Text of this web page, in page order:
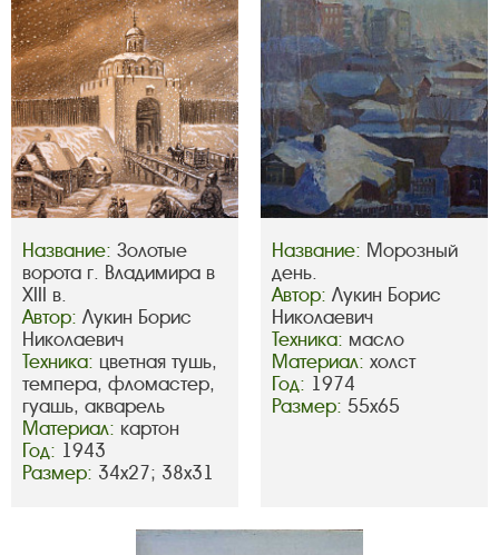
Название: Золотые
ворота г. Владимира в
XIII в.
Автор: Лукин Борис
Николаевич
Техника: цветная тушь,
темпера, фломастер,
гуашь, акварель
Материал: картон
Год: 1943
Размер: 34х27; 38х31
Название: Морозный
день.
Автор: Лукин Борис
Николаевич
Техника: масло
Материал: холст
Год: 1974
Размер: 55х65